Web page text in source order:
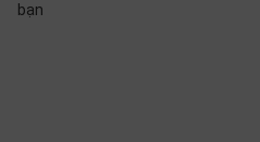
bạn